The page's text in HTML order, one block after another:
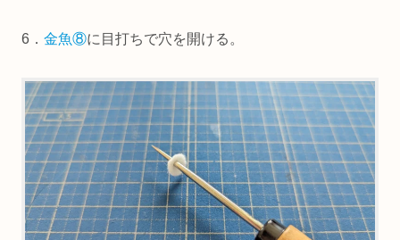
6． 金魚⑧に目打ちで穴を開ける。